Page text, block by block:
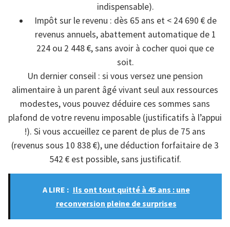
indispensable).
Impôt sur le revenu : dès 65 ans et < 24 690 € de
revenus annuels, abattement automatique de 1
224 ou 2 448 €, sans avoir à cocher quoi que ce
soit.
Un dernier conseil : si vous versez une pension
alimentaire à un parent âgé vivant seul aux ressources
modestes, vous pouvez déduire ces sommes sans
plafond de votre revenu imposable (justificatifs à l’appui
!). Si vous accueillez ce parent de plus de 75 ans
(revenus sous 10 838 €), une déduction forfaitaire de 3
542 € est possible, sans justificatif.
A LIRE : Ils ont tout quitté à 45 ans : une
reconversion pleine de surprises